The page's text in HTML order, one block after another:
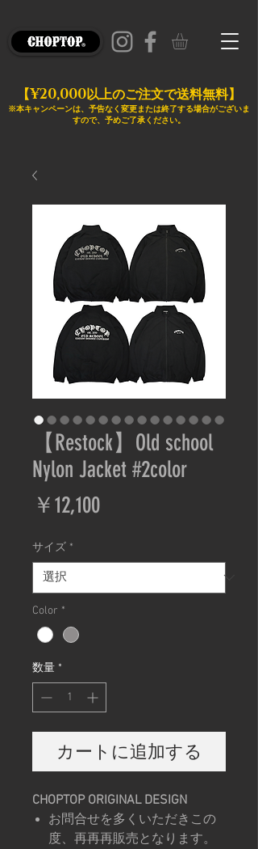
【¥20,000以上のご注文で送料無料】
※本キャンペーンは、予告なく変更または終了する場合がございま
すので、予めご了承ください。
【Restock】Old school
Nylon Jacket #2color
￥12,100価
サイズ *
Color *
数量 *
カートに追加する
CHOPTOP ORIGINAL DESIGN
お問合せを多くいただきこの
度、再再再販売となります。